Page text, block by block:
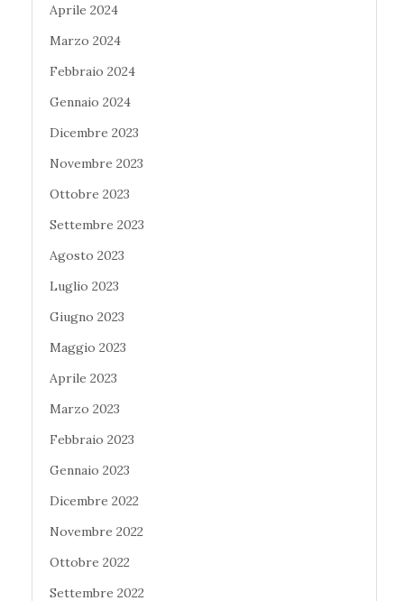
Aprile 2024
Marzo 2024
Febbraio 2024
Gennaio 2024
Dicembre 2023
Novembre 2023
Ottobre 2023
Settembre 2023
Agosto 2023
Luglio 2023
Giugno 2023
Maggio 2023
Aprile 2023
Marzo 2023
Febbraio 2023
Gennaio 2023
Dicembre 2022
Novembre 2022
Ottobre 2022
Settembre 2022